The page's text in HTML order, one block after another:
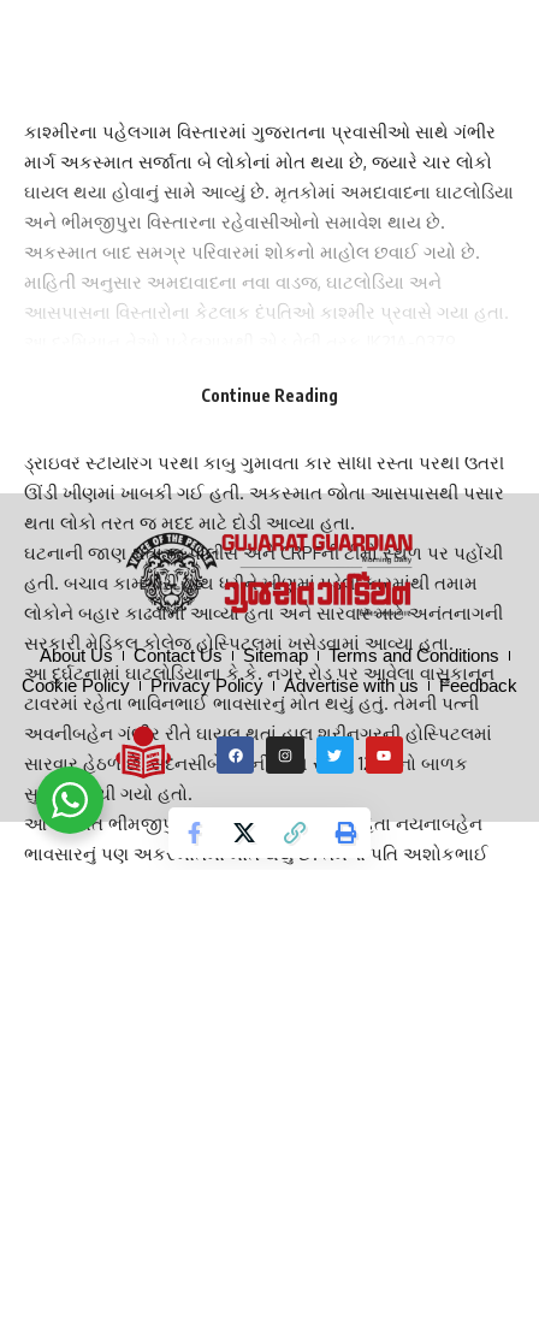
કાશ્મીરના પહેલગામ વિસ્તારમાં ગુજરાતના પ્રવાસીઓ સાથે ગંભીર
માર્ગ અકસ્માત સર્જાતા બે લોકોનાં મોત થયા છે, જ્યારે ચાર લોકો
ઘાયલ થયા હોવાનું સામે આવ્યું છે. મૃતકોમાં અમદાવાદના ઘાટલોડિયા
અને ભીમજીપુરા વિસ્તારના રહેવાસીઓનો સમાવેશ થાય છે.
અકસ્માત બાદ સમગ્ર પરિવારમાં શોકનો માહોલ છવાઈ ગયો છે.
માહિતી અનુસાર અમદાવાદના નવા વાડજ, ઘાટલોડિયા અને
આસપાસના વિસ્તારોના કેટલાક દંપતિઓ કાશ્મીર પ્રવાસે ગયા હતા.
રઈસ અહેમદ બટ્ટ ચલાવી રહ્યો હતો.
ડ્રાઇવરે સ્ટીયરિંગ પરથી કાબુ ગુમાવતા કાર સીધી રસ્તા પરથી ઉતરી
ઊંડી ખીણમાં ખાબકી ગઈ હતી. અકસ્માત જોતા આસપાસથી પસાર
થતા લોકો તરત જ મદદ માટે દોડી આવ્યા હતા.
ઘટનાની જાણ થતાં જ પોલીસ અને CRPFની ટીમો સ્થળ પર પહોંચી
હતી. બચાવ કામગીરી હાથ ધરીને ખીણમાં પડેલી કારમાંથી તમામ
લોકોને બહાર કાઢવામાં આવ્યા હતા અને સારવાર માટે અનંતનાગની
સરકારી મેડિકલ કોલેજ હોસ્પિટલમાં ખસેડવામાં આવ્યા હતા.
આ દુર્ઘટનામાં ઘાટલોડિયાના કે.કે. નગર રોડ પર આવેલા વાસુકાનન
ટાવરમાં રહેતા ભાવિનભાઈ ભાવસારનું મોત થયું હતું. તેમની પત્ની
અવનીબહેન ગંભીર રીતે ઘાયલ થતાં હાલ શ્રીનગરની હોસ્પિટલમાં
સારવાર હેઠળ છે. સદનસીબે તેમની સાથે રહેલો 12 વર્ષનો બાળક
સુરક્ષિત બચી ગયો હતો.
આ ઉપરાંત ભીમજીપુરાના વિરનગર વિસ્તારમાં રહેતા નયનાબહેન
ભાવસારનું પણ અકસ્માતમાં મોત થયું છે. તેમના પતિ અશોકભાઈ
Continue Reading
About Us Contact Us Sitemap
Terms and Conditions
Cookie Policy
Privacy Policy Advertise with us Feedback